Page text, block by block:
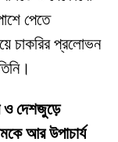
পেতে
চাকরির প্রলোভন
ও দেশজুড়ে
আর উপাচার্য